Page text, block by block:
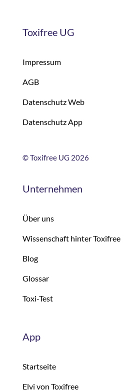
Toxifree UG
Impressum
AGB
Datenschutz Web
Datenschutz App
©Toxifree UG 2026
Unternehmen
Über uns
Wissenschaft hinter Toxifree
Blog
Glossar
Toxi-Test
App
Startseite
Elvi von Toxifree